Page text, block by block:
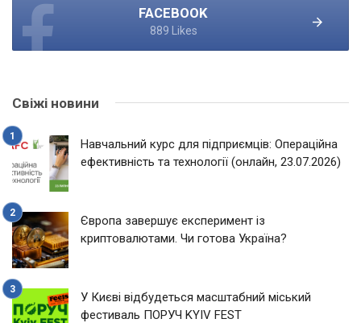
FACEBOOK
889 Likes
Свіжі новини
Навчальний курс для підприємців: Операційна
ефективність та технології (онлайн, 23.07.2026)
Європа завершує експеримент із
криптовалютами. Чи готова Україна?
У Києві відбудеться масштабний міський
фестиваль ПОРУЧ KYIV FEST